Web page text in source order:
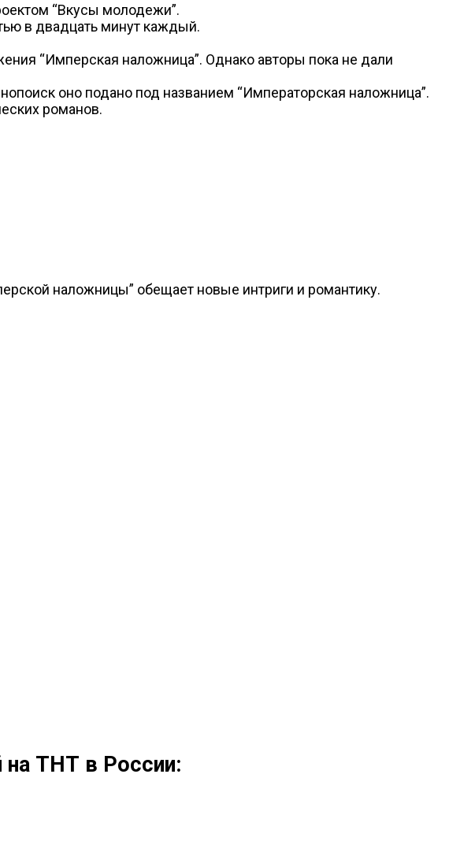
“Вкусы молодежи”.
в двадцать минут каждый.
“Имперская наложница”. Однако авторы пока не дали
оно подано под названием “Императорская наложница”.
романов.
наложницы” обещает новые интриги и романтику.
на ТНТ в России: